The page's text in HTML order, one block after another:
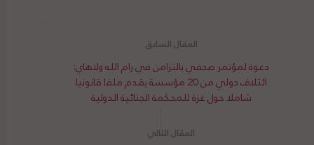
دعوة لمؤتمر صحفي بالتزامن في رام الله ولاهاي:
ائتلاف دولي من 20 مؤسسة يقدم ملفا قانونيا
شاملا حول غزة للمحكمة الجنائية الدولية